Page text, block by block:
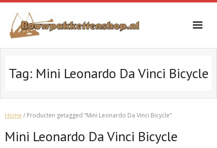
Skip
content
Tag: Mini Leonardo Da Vinci Bicycle
Home / Producten getagged “Mini Leonardo Da Vinci Bicycle”
Mini Leonardo Da Vinci Bicycle